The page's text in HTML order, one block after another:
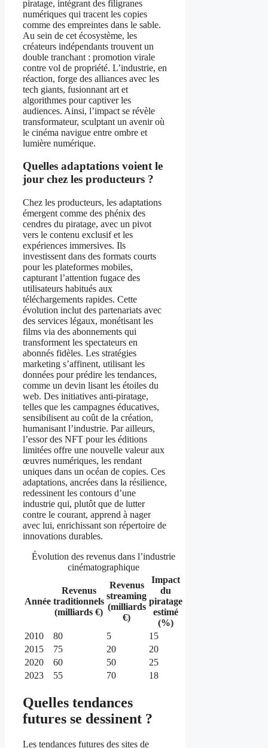
piratage, intégrant des filigranes
numériques qui tracent les copies
comme des empreintes dans le sable.
Au sein de cet écosystème, les
créateurs indépendants trouvent un
double tranchant : promotion virale
contre vol de propriété. L’industrie, en
réaction, forge des alliances avec les
tech giants, fusionnant art et
algorithmes pour captiver les
audiences. Ainsi, l’impact se révèle
transformateur, sculptant un avenir où
le cinéma navigue entre ombre et
lumière numérique.
Quelles adaptations voient le
jour chez les producteurs ?
Chez les producteurs, les adaptations
émergent comme des phénix des
cendres du piratage, avec un pivot
vers le contenu exclusif et les
expériences immersives. Ils
investissent dans des formats courts
pour les plateformes mobiles,
capturant l’attention fugace des
utilisateurs habitués aux
téléchargements rapides. Cette
évolution inclut des partenariats avec
des services légaux, monétisant les
films via des abonnements qui
transforment les spectateurs en
abonnés fidèles. Les stratégies
marketing s’affinent, utilisant les
données pour prédire les tendances,
comme un devin lisant les étoiles du
web. Des initiatives anti-piratage,
telles que les campagnes éducatives,
sensibilisent au coût de la création,
humanisant l’industrie. Par ailleurs,
l’essor des NFT pour les éditions
limitées offre une nouvelle valeur aux
œuvres numériques, les rendant
uniques dans un océan de copies. Ces
adaptations, ancrées dans la résilience,
redessinent les contours d’une
industrie qui, plutôt que de lutter
contre le courant, apprend à nager
avec lui, enrichissant son répertoire de
innovations durables.
Évolution des revenus dans l’industrie
cinématographique
Année
Revenus
traditionnels
(milliards €)
Revenus
streaming
(milliards
€)
Impact
du
piratage
estimé
(%)
2010
80 5
15
2015
75 20
20
2020
60 50
25
2023
55 70 18
Quelles tendances
futures se dessinent ?
Les tendances futures des sites de